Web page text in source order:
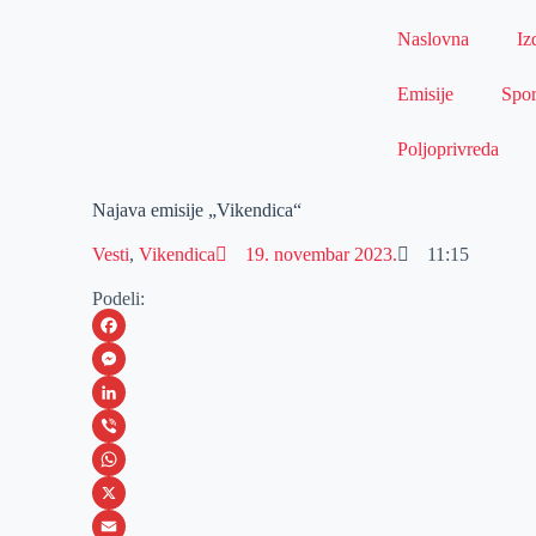
Naslovna
Emisije
Poljoprivreda
Najava emisije „Vikendica“
Vesti,Vikendica 19. novembar 2023. 11:15
Podeli:
F
a
c
e
b
o
M
e
s
s
e
L
i
n
k
V
i
b
W
h
X